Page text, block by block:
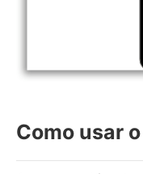
Como usar